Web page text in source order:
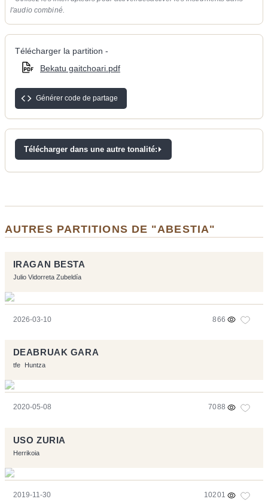
l'audio combiné.
Télécharger la partition -
Bekatu gaitchoari.pdf
Générer code de partage
Télécharger dans une autre tonalité:
AUTRES PARTITIONS DE "ABESTIA"
IRAGAN BESTA
Julio Vidorreta Zubeldía
2026-03-10 866
DEABRUAK GARA
tfe Huntza
2020-05-08 7088
USO ZURIA
Herrikoia
2019-11-30 10201